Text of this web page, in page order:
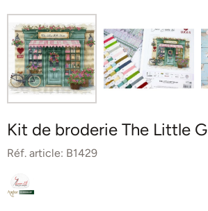
Kit de broderie The Little
Réf. article: B1429